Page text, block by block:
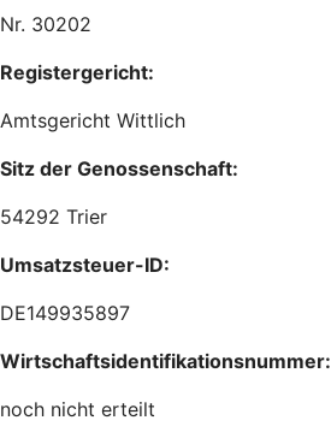
Nr. 30202
Registergericht:
Amtsgericht Wittlich
Sitz der Genossenschaft:
54292 Trier
Umsatzsteuer-ID:
DE149935897
Wirtschaftsidentifikationsnummer:
noch nicht erteilt